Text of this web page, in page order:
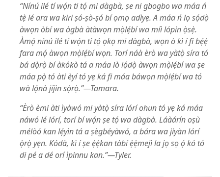
“Nínú ilé tí wọ́n ti tọ́ mi dàgbà, ṣe ni gbogbo wa máa ń
tẹ̀ lé ara wa kiri ṣó-ṣò-ṣó bí ọmọ adìyẹ. A máa ń lọ sọ́dọ̀
àwọn òbí wa àgbà àtàwọn mọ̀lẹ́bí wa míì lópin ọ̀sẹ̀.
Àmọ́ nínú ilé tí wọ́n ti tọ́ ọkọ mi dàgbà, wọn ò kì í fi bẹ́ẹ̀
fara mọ́ àwọn mọ̀lẹ́bí wọn. Torí náà èrò wa yàtọ̀ síra tó
bá dọ̀rọ̀ bí àkókò tá a máa lò lọ́dọ̀ àwọn mọ̀lẹ́bí wa ṣe
máa pọ̀ tó àti èyí tó yẹ ká fi máa báwọn mọ̀lẹ́bí wa tó
wà lọ́nà jíjìn sọ̀rọ̀.”​—Tamara.
“Èrò èmi àti ìyàwó mi yàtọ̀ síra lórí ohun tó yẹ ká máa
náwó lé lórí, torí bí wọ́n ṣe tọ́ wa dàgbà. Láàárín oṣù
mélòó kan lẹ́yìn tá a ṣègbéyàwó, a bára wa jiyàn lórí
ọ̀rọ̀ yẹn. Kódà, kì í ṣe ẹ̀ẹ̀kan tàbí ẹ̀ẹ̀mejì la jọ sọ ọ́ kó tó
di pé a dé orí ìpinnu kan.”​—Tyler.